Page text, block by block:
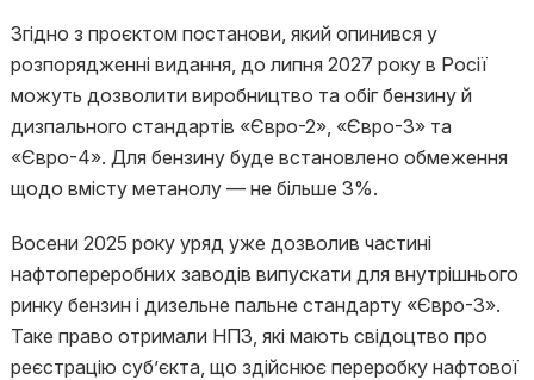
Згідно з проєктом постанови, який опинився у
розпорядженні видання, до липня 2027 року в Росії
можуть дозволити виробництво та обіг бензину й
дизпального стандартів «Євро-2», «Євро-3» та
«Євро-4». Для бензину буде встановлено обмеження
щодо вмісту метанолу — не більше 3%.
Восени 2025 року уряд уже дозволив частині
нафтопереробних заводів випускати для внутрішнього
ринку бензин і дизельне пальне стандарту «Євро-3».
Таке право отримали НПЗ, які мають свідоцтво про
реєстрацію суб’єкта, що здійснює переробку нафтової